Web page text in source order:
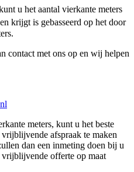
u het aantal vierkante meters
krijgt is gebasseerd op het door
contact met ons op en wij helpen
meters, kunt u het beste
afspraak te maken
dan een inmeting doen bij u
offerte op maat